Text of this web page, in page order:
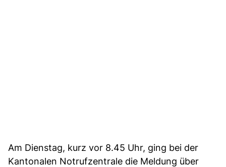
Am Dienstag, kurz vor 8.45 Uhr, ging bei der
Kantonalen Notrufzentrale die Meldung über